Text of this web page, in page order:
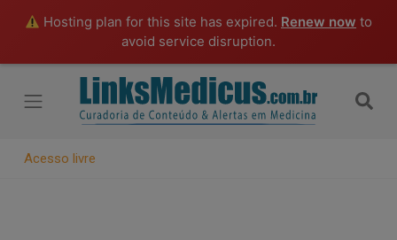
Hosting plan for this site has expired. Renew now to
avoid service disruption.
Acesso livre